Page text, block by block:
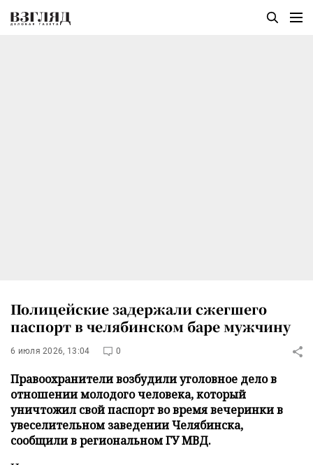
Полицейские задержали сжегшего
паспорт в челябинском баре мужчину
6 июля 2026, 13:04 0
Правоохранители возбудили уголовное дело в
отношении молодого человека, который
уничтожил свой паспорт во время вечеринки в
увеселительном заведении Челябинска,
сообщили в региональном ГУ МВД.